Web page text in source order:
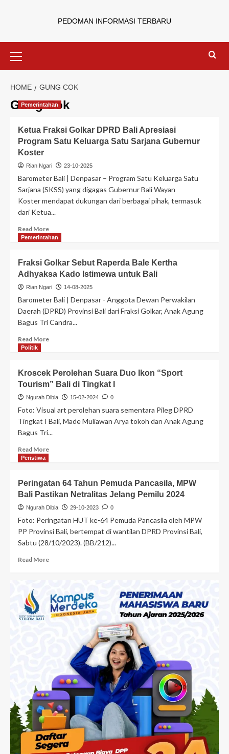
PEDOMAN INFORMASI TERBARU
HOME GUNG COK
Gung Cok
Pemerintahan
Ketua Fraksi Golkar DPRD Bali Apresiasi
Program Satu Keluarga Satu Sarjana Gubernur
Koster
Rian Ngari 23-10-2025
Barometer Bali | Denpasar – Program Satu Keluarga Satu
Sarjana (SKSS) yang digagas Gubernur Bali Wayan
Koster mendapat dukungan dari berbagai pihak, termasuk
dari Ketua...
Read More
Pemerintahan
Fraksi Golkar Sebut Raperda Bale Kertha
Adhyaksa Kado Istimewa untuk Bali
Rian Ngari 14-08-2025
Barometer Bali | Denpasar - Anggota Dewan Perwakilan
Daerah (DPRD) Provinsi Bali dari Fraksi Golkar, Anak Agung
Bagus Tri Candra...
Read More
Politik
Kroscek Perolehan Suara Duo Ikon “Sport
Tourism” Bali di Tingkat I
Ngurah Dibia 15-02-2024 0
Foto: Visual art perolehan suara sementara Pileg DPRD
Tingkat I Bali, Made Muliawan Arya tokoh dan Anak Agung
Bagus Tri...
Read More
Peristiwa
Peringatan 64 Tahun Pemuda Pancasila, MPW
Bali Pastikan Netralitas Jelang Pemilu 2024
Ngurah Dibia 29-10-2023 0
Foto: Peringatan HUT ke-64 Pemuda Pancasila oleh MPW
PP Provinsi Bali, bertempat di wantilan DPRD Provinsi Bali,
Sabtu (28/10/2023). (BB/212)...
Read More